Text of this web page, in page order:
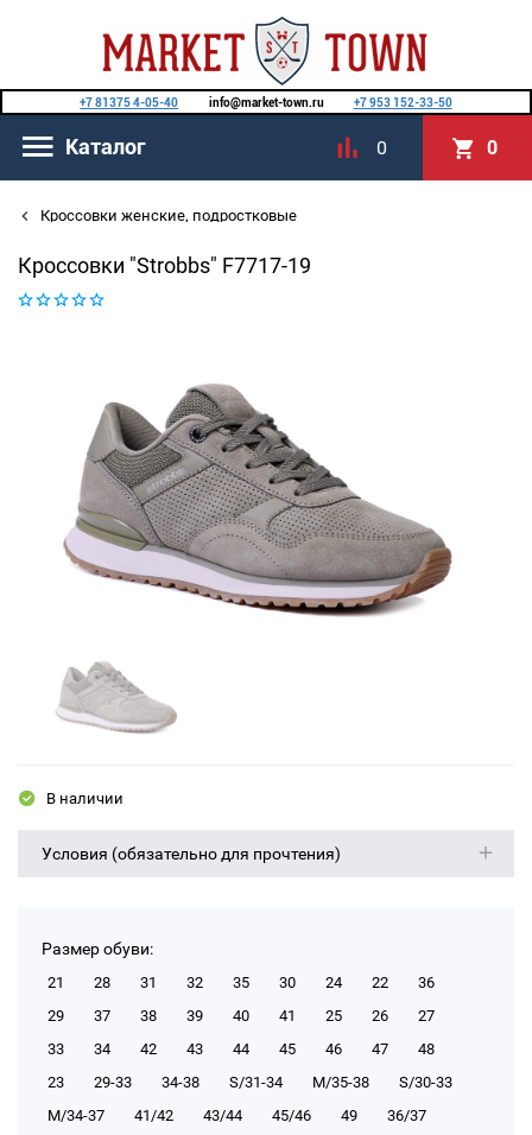
+7 81375 4-05-40 info@market-town.ru +7 953 152-33-50
Каталог 0 0
Кроссовки женские, подростковые
Кроссовки "Strobbs" F7717-19
В наличии
Условия (обязательно для прочтения)
Размер обуви:
21 28 31 32 35 30 24 22
36
29
37 38 39 40 41 25 26
27
33
34 42 43 44 45 46 47
48
23
29-33 34-38 S/31-34 М/35-38
S/30-33
М/34-37
41/42 43/44 45/46 49
36/37